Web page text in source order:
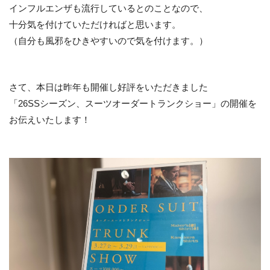
インフルエンザも流行しているとのことなので、
十分気を付けていただければと思います。
（自分も風邪をひきやすいので気を付けます。）
さて、本日は昨年も開催し好評をいただきました
「26SSシーズン、スーツオーダートランクショー」の開催を
お伝えいたします！